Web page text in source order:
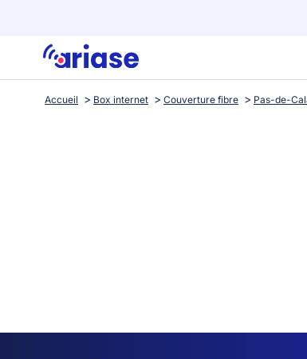
Accueil Box internet Couverture fibre Pas-de-